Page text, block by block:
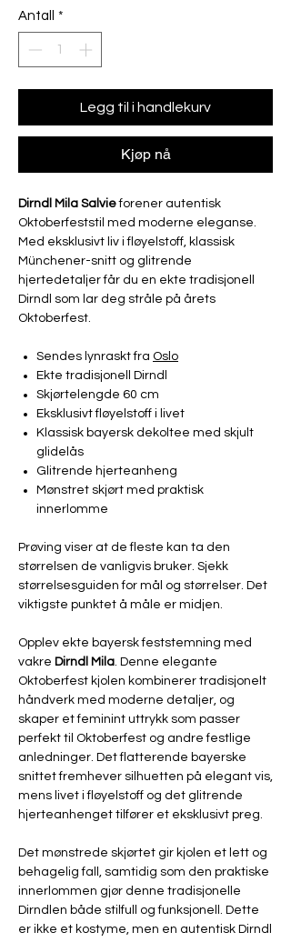
Antall *
Legg til i handlekurv
Kjøp nå
Dirndl Mila Salvieforener autentisk
Oktoberfeststil med moderne eleganse.
Med eksklusivt liv i fløyelstoff, klassisk
Münchener-snitt og glitrende
hjertedetaljer får du en ekte tradisjonell
Dirndl som lar deg stråle på årets
Oktoberfest.
Sendes lynraskt fra Oslo
Ekte tradisjonell Dirndl
Skjørtelengde 60 cm
Eksklusivt fløyelstoff i livet
Klassisk bayersk dekoltee med skjult
glidelås
Glitrende hjerteanheng
Mønstret skjørt med praktisk
innerlomme
Prøving viser at de fleste kan ta den
størrelsen de vanligvis bruker. Sjekk
størrelsesguiden for mål og størrelser. Det
viktigste punktet å måle er midjen.
Opplev ekte bayersk feststemning med
vakre Dirndl Mila. Denne elegante
Oktoberfest kjolen kombinerer tradisjonelt
håndverk med moderne detaljer, og
skaper et feminint uttrykk som passer
perfekt til Oktoberfest og andre festlige
anledninger. Det flatterende bayerske
snittet fremhever silhuetten på elegant vis,
mens livet i fløyelstoff og det glitrende
hjerteanhenget tilfører et eksklusivt preg.
Det mønstrede skjørtet gir kjolen et lett og
behagelig fall, samtidig som den praktiske
innerlommen gjør denne tradisjonelle
Dirndlen både stilfull og funksjonell. Dette
er ikke et kostyme, men en autentisk Dirndl